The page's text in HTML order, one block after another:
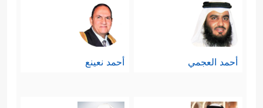
أحمد العجمي أحمد نعينع